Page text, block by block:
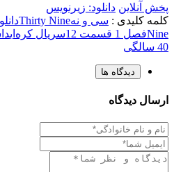
پخش آنلاین دانلود: زیرنویس
کلمه کلیدی : سی و نهThirty Nine
Nineفصل 1 قسمت 12 سریال کره‌ای
40 سالگی
دیدگاه ها
ارسال دیدگاه